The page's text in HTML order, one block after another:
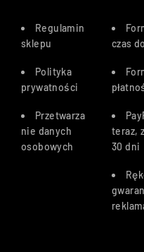
Regulamin
sklepu
Polityka
prywatności
Przetwarza
nie danych
osobowych
czas
teraz,
30 dni